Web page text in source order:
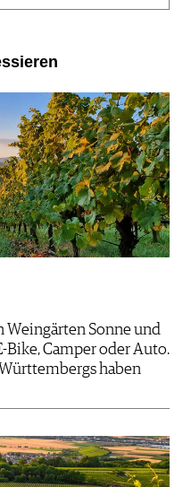
Weingärten Sonne und
Camper oder Auto.
haben